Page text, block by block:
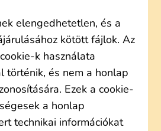
elengedhetetlen, és a
kötött fájlok. Az
k használata
történik, és nem a honlap
Ezek a cookie-
a honlap
technikai információkat